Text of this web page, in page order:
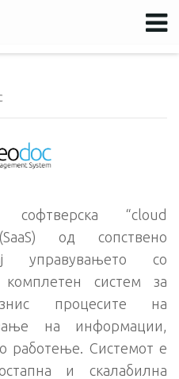
софтверска “cloud
од сопствено
управувањето со
систем за
процесите на
на информации,
работење. Системот е
и скалабилна